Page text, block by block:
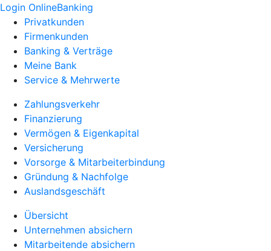
Login OnlineBanking
Privatkunden
Firmenkunden
Banking & Verträge
Meine Bank
Service & Mehrwerte
Zahlungsverkehr
Finanzierung
Vermögen & Eigenkapital
Versicherung
Vorsorge & Mitarbeiterbindung
Gründung & Nachfolge
Auslandsgeschäft
Übersicht
Unternehmen absichern
Mitarbeitende absichern